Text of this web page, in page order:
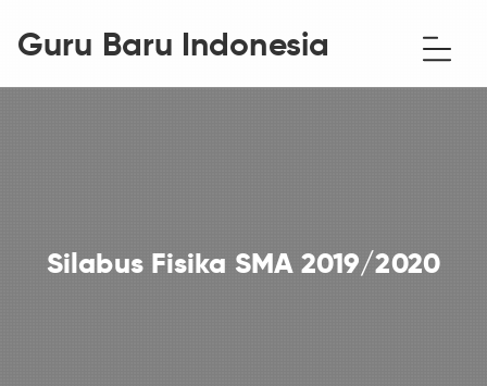
Guru Baru Indonesia
Silabus Fisika SMA 2019/2020